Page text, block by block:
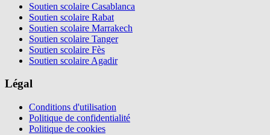
Soutien scolaire Casablanca
Soutien scolaire Rabat
Soutien scolaire Marrakech
Soutien scolaire Tanger
Soutien scolaire Fès
Soutien scolaire Agadir
Légal
Conditions d'utilisation
Politique de confidentialité
Politique de cookies